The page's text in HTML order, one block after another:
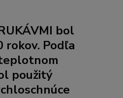
bol
rokov. Podľa
použitý